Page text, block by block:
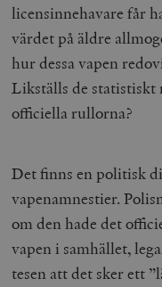
licensinnehavare får
värdet på äldre
hur dessa vapen
Likställs de statistiskt
officiella rullorna?
Det finns en politisk
vapenamnestier.
om den hade det
vapen i samhället,
tesen att det sker ett